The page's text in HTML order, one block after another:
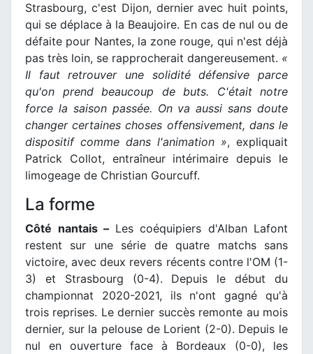
Strasbourg, c'est Dijon, dernier avec huit points,
qui se déplace à la Beaujoire. En cas de nul ou de
défaite pour Nantes, la zone rouge, qui n'est déjà
pas très loin, se rapprocherait dangereusement. «
Il faut retrouver une solidité défensive parce
qu'on prend beaucoup de buts. C'était notre
force la saison passée. On va aussi sans doute
changer certaines choses offensivement, dans le
dispositif comme dans l'animation », expliquait
Patrick Collot, entraîneur intérimaire depuis le
limogeage de Christian Gourcuff.
La forme
Côté nantais – Les coéquipiers d'Alban Lafont
restent sur une série de quatre matchs sans
victoire, avec deux revers récents contre l'OM (1-
3) et Strasbourg (0-4). Depuis le début du
championnat 2020-2021, ils n'ont gagné qu'à
trois reprises. Le dernier succès remonte au mois
dernier, sur la pelouse de Lorient (2-0). Depuis le
nul en ouverture face à Bordeaux (0-0), les